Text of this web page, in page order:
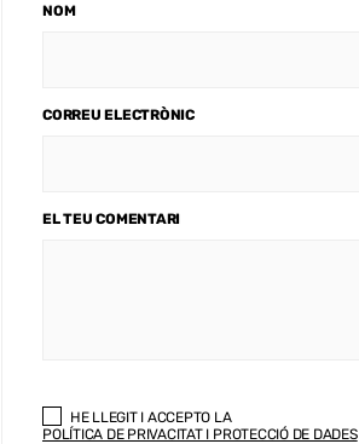
NOM
CORREU ELECTRÒNIC
EL TEU COMENTARI
HE LLEGIT I ACCEPTO LA
POLÍTICA DE PRIVACITAT I PROTECCIÓ DE DADES